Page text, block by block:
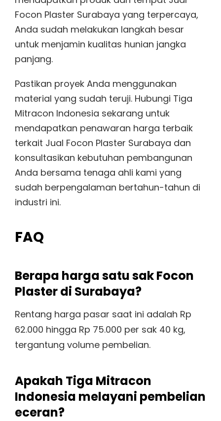
Focon Plaster Surabaya yang terpercaya,
Anda sudah melakukan langkah besar
untuk menjamin kualitas hunian jangka
panjang.
Pastikan proyek Anda menggunakan
material yang sudah teruji. Hubungi Tiga
Mitracon Indonesia sekarang untuk
mendapatkan penawaran harga terbaik
terkait Jual Focon Plaster Surabaya dan
konsultasikan kebutuhan pembangunan
Anda bersama tenaga ahli kami yang
sudah berpengalaman bertahun-tahun di
industri ini.
FAQ
Berapa harga satu sak Focon
Plaster di Surabaya?
Rentang harga pasar saat ini adalah Rp
62.000 hingga Rp 75.000 per sak 40 kg,
tergantung volume pembelian.
Apakah Tiga Mitracon
Indonesia melayani pembelian
eceran?